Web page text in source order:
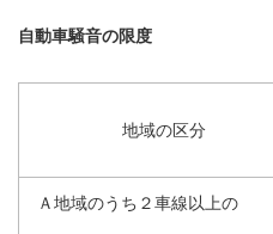
自動車騒音の限度
地域の区分
Ａ地域のうち２車線以上の